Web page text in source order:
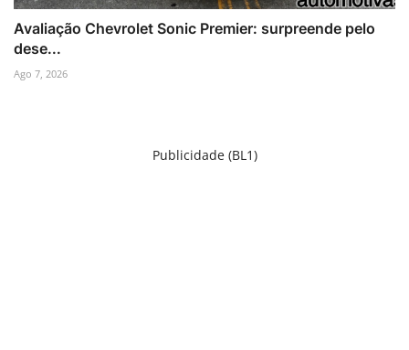
Avaliação Chevrolet Sonic Premier: surpreende pelo
dese...
Ago 7, 2026
Publicidade (BL1)